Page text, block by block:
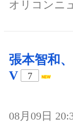
オリコンニ
張本智和
V
7
08月09日